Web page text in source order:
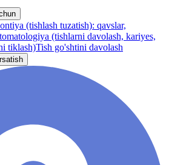
(tishlash tuzatish): qavslar,
(tishlarni davolash, kariyes,
tiklash)Tish go'shtini davolash